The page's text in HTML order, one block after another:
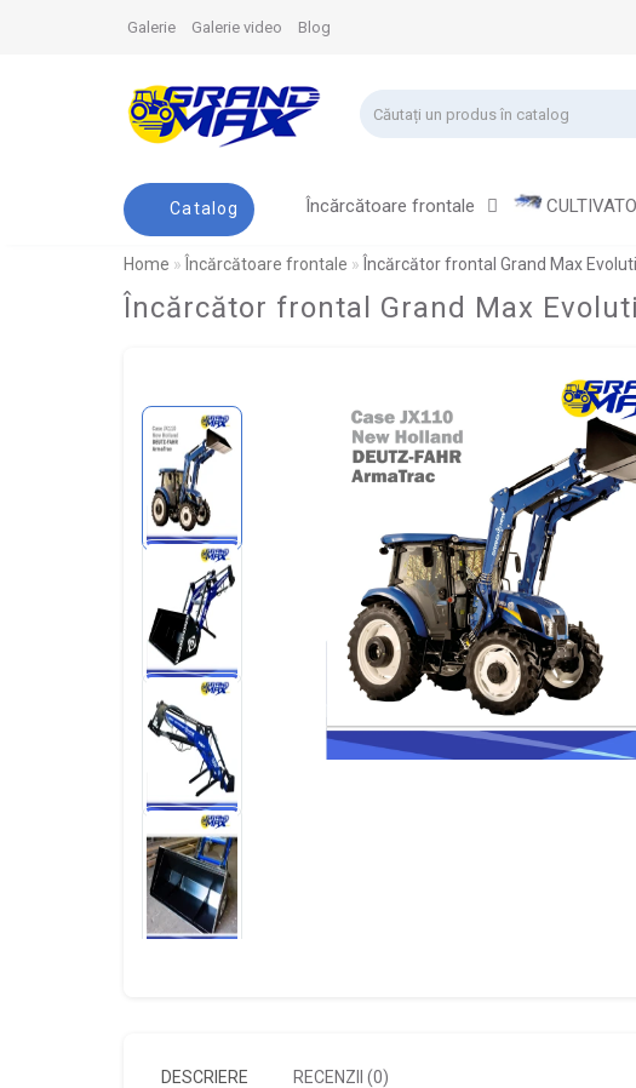
Galerie Galerie video Blog
Catalog Încărcătoare frontale
Home Încărcătoare frontale Încărcător frontal Grand Max
Încărcător frontal Grand Max
DESCRIERE RECENZII (0)